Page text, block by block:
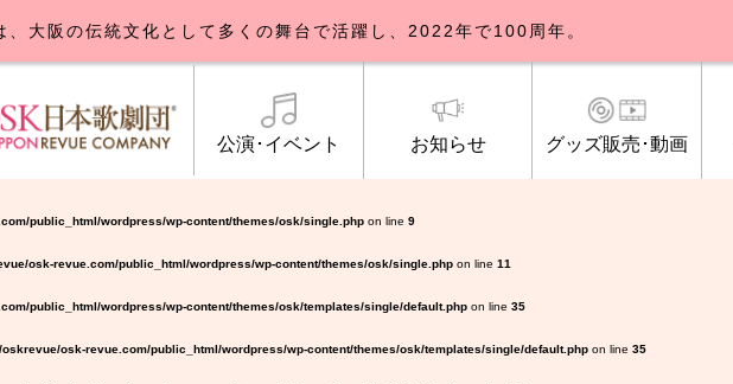
public_html/wordpress/wp-content/themes/osk/single.php on line 9
osk-revue.com/public_html/wordpress/wp-content/themes/osk/single.php on line 11
public_html/wordpress/wp-content/themes/osk/templates/single/default.php on line 35
oskrevue/osk-revue.com/public_html/wordpress/wp-content/themes/osk/templates/single/default.php on line 35
、大阪の伝統文化として多くの舞台で活躍し、2022年で100周年。
公演･イベント
公演･イベント ブルックリンパーラー公演
お知らせ
お知らせ一覧 トピックス
グッズ販売･動画
公式グッズ販売
OSK日本歌劇団について 研修生募集について